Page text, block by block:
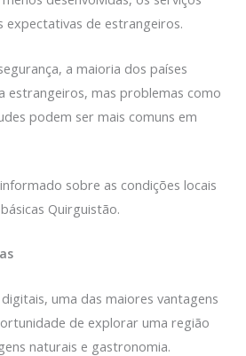
expectativas de estrangeiros.
a maioria dos países
estrangeiros, mas problemas como
podem ser mais comuns em
sobre as condições locais
Quirguistão.
uma das maiores vantagens
de explorar uma região
naturais e gastronomia.